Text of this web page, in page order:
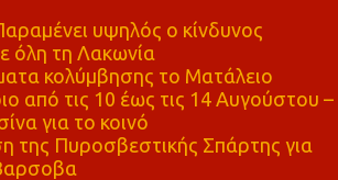
υψηλός ο κίνδυνος
όλη τη Λακωνία
κολύμβησης το Ματάλειο
από τις 10 έως τις 14 Αυγούστου –
για το κοινό
της Πυροσβεστικής Σπάρτης για